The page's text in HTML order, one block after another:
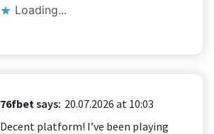
Loading...
76fbet says: 20.07.2026 at 10:03
Decent platform! I’ve been playing